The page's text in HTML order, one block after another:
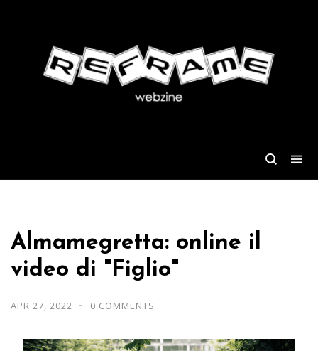
Almamegretta: online il
video di "Figlio"
APR 27, 2022 0 COMMENTS